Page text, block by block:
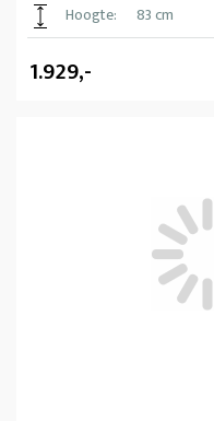
Hoogte:
83 cm
1.929,-